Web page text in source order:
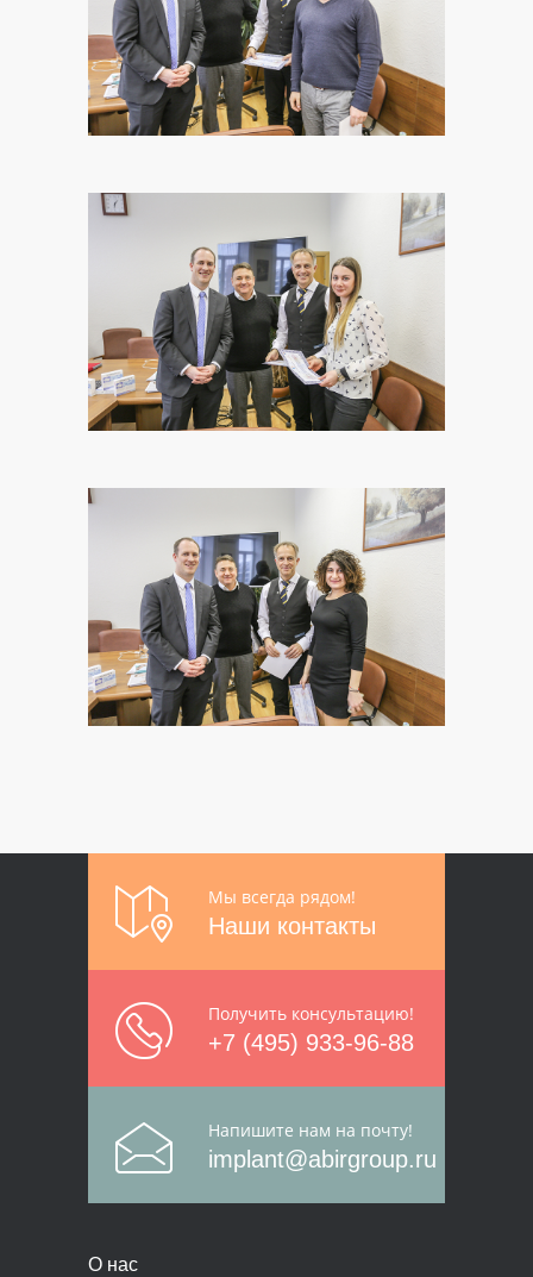
Мы всегда рядом!
Наши контакты
Получить консультацию!
+7 (495) 933-96-88
Напишите нам на почту!
implant@abirgroup.ru
О нас